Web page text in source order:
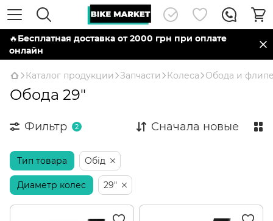
🔥Бесплатная доставка от 2000 грн при оплате
онлайн
Каталог продукции Запчасти Колеса Обода и
Обода 29"
Фильтр 2 Сначала новые
Тип товара Обід
Диаметр колес 29"